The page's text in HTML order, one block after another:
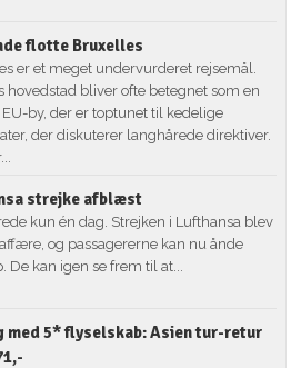
flotte Bruxelles
er et meget undervurderet rejsemål.
hovedstad bliver ofte betegnet som en
by, der er toptunet til kedelige
der diskuterer langhårede direktiver.
strejke afblæst
kun én dag. Strejken i Lufthansa blev
og passagererne kan nu ånde
De kan igen se frem til at...
med 5* flyselskab: Asien tur-retur